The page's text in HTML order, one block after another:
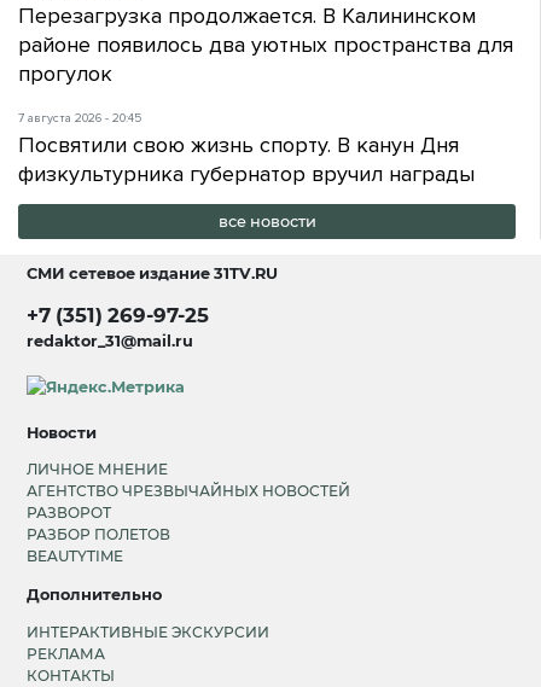
Перезагрузка продолжается. В Калининском
районе появилось два уютных пространства для
прогулок
7 августа 2026 - 20:45
Посвятили свою жизнь спорту. В канун Дня
физкультурника губернатор вручил награды
все новости
СМИ сетевое издание31TV.RU
+7 (351) 269-97-25
redaktor_31@mail.ru
Новости
ЛИЧНОЕ МНЕНИЕ
АГЕНТСТВО ЧРЕЗВЫЧАЙНЫХ НОВОСТЕЙ
РАЗВОРОТ
РАЗБОР ПОЛЕТОВ
BEAUTYTIME
Дополнительно
ИНТЕРАКТИВНЫЕ ЭКСКУРСИИ
РЕКЛАМА
КОНТАКТЫ